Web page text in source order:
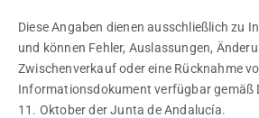
Diese Angaben dienen ausschließlich zu
und können Fehler, Auslassungen,
Zwischenverkauf oder eine Rücknahme
Informationsdokument verfügbar gemäß
11. Oktober der Junta de Andalucía.